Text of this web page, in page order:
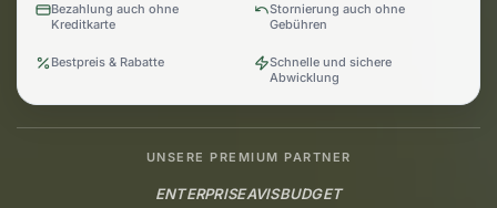
Bezahlung auch ohne
Kreditkarte
Stornierung auch ohne
Gebühren
Bestpreis & Rabatte
Schnelle und sichere
Abwicklung
UNSERE PREMIUM PARTNER
ENTERPRISEAVISBUDGET